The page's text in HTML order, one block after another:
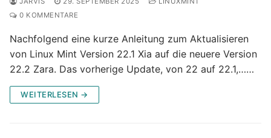
0 KOMMENTARE
Nachfolgend eine kurze Anleitung zum Aktualisieren
von Linux Mint Version 22.1 Xia auf die neuere Version
22.2 Zara. Das vorherige Update, von 22 auf 22.1,……
WEITERLESEN →